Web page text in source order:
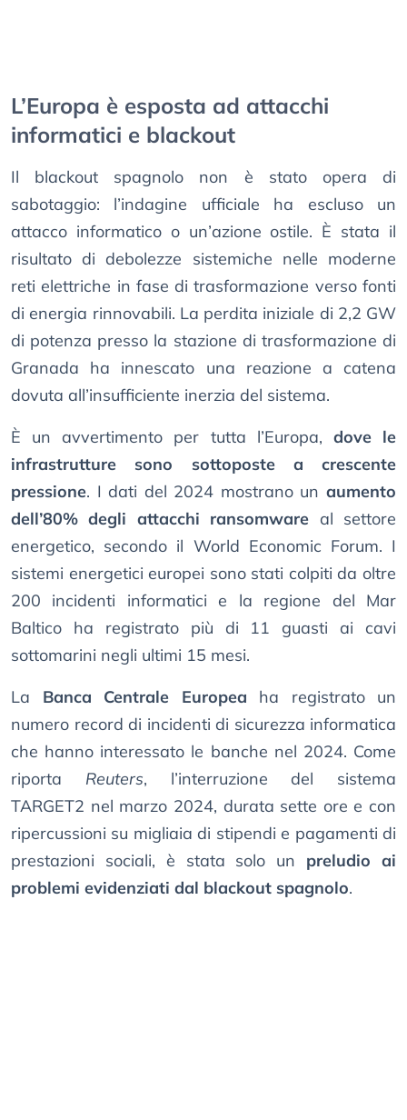
L’Europa è esposta ad attacchi
informatici e blackout
Il blackout spagnolo non è stato opera di
sabotaggio: l’indagine ufficiale ha escluso un
attacco informatico o un’azione ostile. È stata il
risultato di debolezze sistemiche nelle moderne
reti elettriche in fase di trasformazione verso fonti
di energia rinnovabili. La perdita iniziale di 2,2 GW
di potenza presso la stazione di trasformazione di
Granada ha innescato una reazione a catena
dovuta all’insufficiente inerzia del sistema.
È un avvertimento per tutta l’Europa, dove le
infrastrutture sono sottoposte a crescente
pressione. I dati del 2024 mostrano un aumento
dell’80% degli attacchi ransomware al settore
energetico, secondo il World Economic Forum. I
sistemi energetici europei sono stati colpiti da oltre
200 incidenti informatici e la regione del Mar
Baltico ha registrato più di 11 guasti ai cavi
sottomarini negli ultimi 15 mesi.
La Banca Centrale Europea ha registrato un
numero record di incidenti di sicurezza informatica
che hanno interessato le banche nel 2024. Come
riporta Reuters, l’interruzione del sistema
TARGET2 nel marzo 2024, durata sette ore e con
ripercussioni su migliaia di stipendi e pagamenti di
prestazioni sociali, è stata solo un preludio ai
problemi evidenziati dal blackout spagnolo.